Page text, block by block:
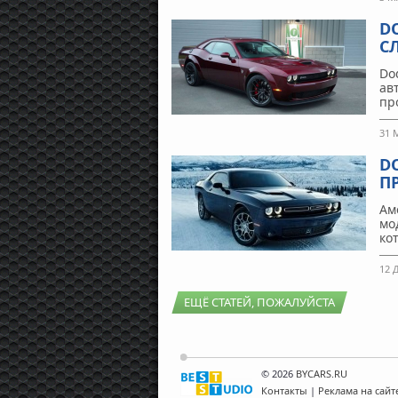
31
12
ЕЩЁ СТАТЕЙ, ПОЖАЛУЙСТА
© 2026 BYCARS.RU
Контакты | Реклама на